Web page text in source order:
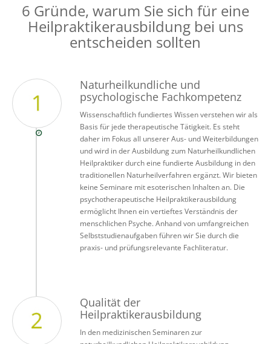
6 Gründe, warum Sie sich für eine
Heilpraktikerausbildung bei uns
entscheiden sollten
Naturheilkundliche und
psychologische Fachkompetenz
Wissenschaftlich fundiertes Wissen verstehen wir als
Basis für jede therapeutische Tätigkeit. Es steht
daher im Fokus all unserer Aus- und Weiterbildungen
und wird in der Ausbildung zum Naturheilkundlichen
Heilpraktiker durch eine fundierte Ausbildung in den
traditionellen Naturheilverfahren ergänzt. Wir bieten
keine Seminare mit esoterischen Inhalten an. Die
psychotherapeutische Heilpraktikerausbildung
ermöglicht Ihnen ein vertieftes Verständnis der
menschlichen Psyche. Anhand von umfangreichen
Selbststudienaufgaben führen wir Sie durch die
praxis- und prüfungsrelevante Fachliteratur.
Qualität der
Heilpraktikerausbildung
In den medizinischen Seminaren zur